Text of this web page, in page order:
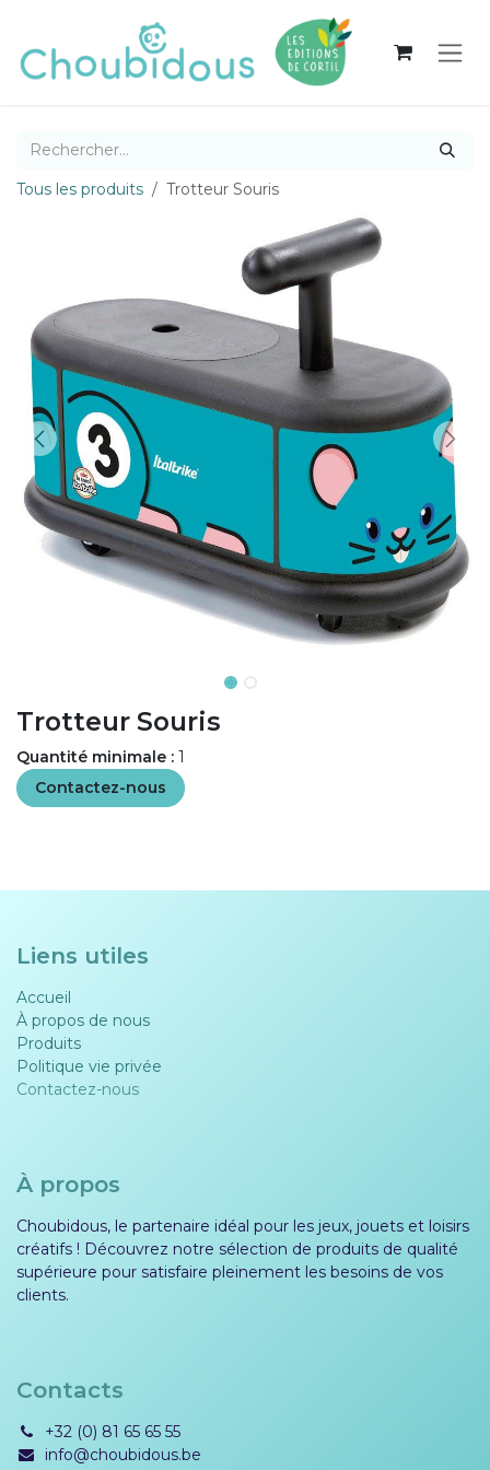
Tous les produits Trotteur Souris
Trotteur Souris
Quantité minimale : 1
Contactez-nous
Liens utiles
Accueil
À propos de nous
Produits
Politique vie privée​​
Contactez-nous
À propos
Choubidous, le partenaire idéal pour les jeux, jouets et loisirs
créatifs ! Découvrez notre sélection de produits de qualité
supérieure pour satisfaire pleinement les besoins de vos
clients.
Contacts
+32 (0) 81 65 65 55
info@choubidous.be